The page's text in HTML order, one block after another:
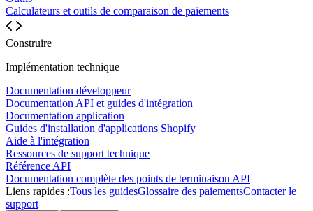
Calculateurs et outils de comparaison de paiements
Construire
Implémentation technique
Documentation développeur
Documentation API et guides d'intégration
Documentation application
Guides d'installation d'applications Shopify
Aide à l'intégration
Ressources de support technique
Référence API
Documentation complète des points de terminaison API
Liens rapides :Tous les guidesGlossaire des paiementsContacter le
support